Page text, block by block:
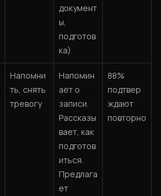
документ
ы,
подготов
ка)
Напомни
ть, снять
тревогу
Напомин
ает о
записи.
Рассказы
вает, как
подготов
иться.
Предлага
ет
88%
подтвер
ждают
повторно